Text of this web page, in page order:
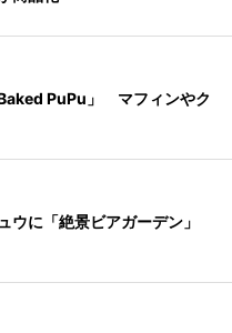
PuPu」 マフィンやク
ウに「絶景ビアガーデン」